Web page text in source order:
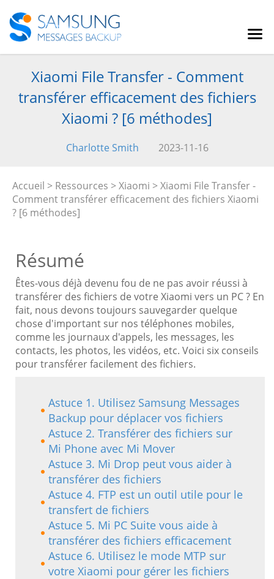
Xiaomi File Transfer - Comment
transférer efficacement des fichiers
Xiaomi ? [6 méthodes]
Charlotte Smith 2023-11-16
Accueil > Ressources >Xiaomi > Xiaomi File Transfer -
Comment transférer efficacement des fichiers Xiaomi
? [6 méthodes]
Résumé
Êtes-vous déjà devenu fou de ne pas avoir réussi à
transférer des fichiers de votre Xiaomi vers un PC ? En
fait, nous devons toujours sauvegarder quelque
chose d'important sur nos téléphones mobiles,
comme les journaux d'appels, les messages, les
contacts, les photos, les vidéos, etc. Voici six conseils
pour transférer facilement des fichiers.
Astuce 1. Utilisez Samsung Messages
Backup pour déplacer vos fichiers
Astuce 2. Transférer des fichiers sur
Mi Phone avec Mi Mover
Astuce 3. Mi Drop peut vous aider à
transférer des fichiers
Astuce 4. FTP est un outil utile pour le
transfert de fichiers
Astuce 5. Mi PC Suite vous aide à
transférer des fichiers efficacement
Astuce 6. Utilisez le mode MTP sur
votre Xiaomi pour gérer les fichiers